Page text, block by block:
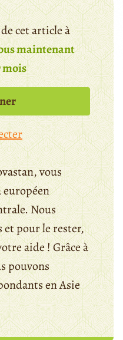
cet article à
maintenant
mois
vous
européen
Nous
et pour le rester,
aide ! Grâce à
pouvons
en Asie